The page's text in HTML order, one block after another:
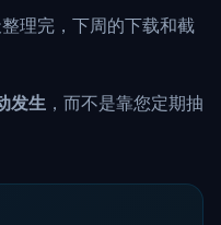
理完，下周的下载和截
发生 ，而不是靠您定期抽